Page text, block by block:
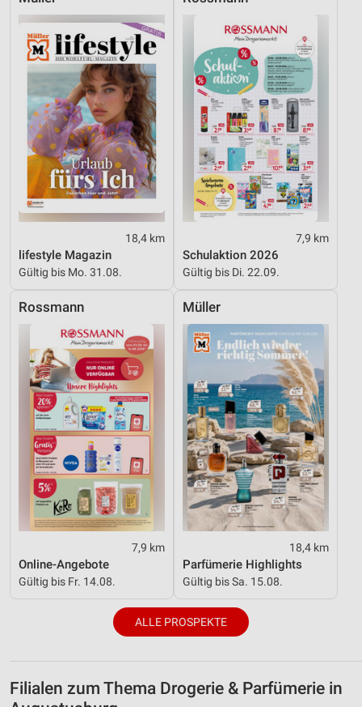
18,4 km
lifestyle Magazin
Gültig bis Mo. 31.08.
7,9 km
Schulaktion 2026
Gültig bis Di. 22.09.
Rossmann
7,9 km
Online-Angebote
Gültig bis Fr. 14.08.
Müller
18,4 km
Parfümerie Highlights
Gültig bis Sa. 15.08.
ALLE PROSPEKTE
Filialen zum Thema Drogerie & Parfümerie in